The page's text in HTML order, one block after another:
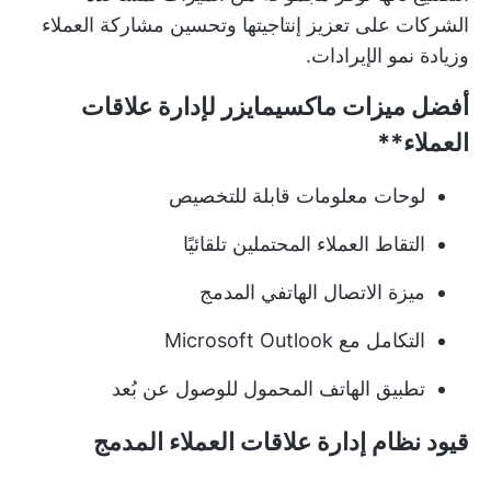
الشركات على تعزيز إنتاجيتها وتحسين مشاركة العملاء
وزيادة نمو الإيرادات.
أفضل ميزات ماكسيمايزر لإدارة علاقات
العملاء**
لوحات معلومات قابلة للتخصيص
التقاط العملاء المحتملين تلقائيًا
ميزة الاتصال الهاتفي المدمج
التكامل مع Microsoft Outlook
تطبيق الهاتف المحمول للوصول عن بُعد
قيود نظام إدارة علاقات العملاء المدمج